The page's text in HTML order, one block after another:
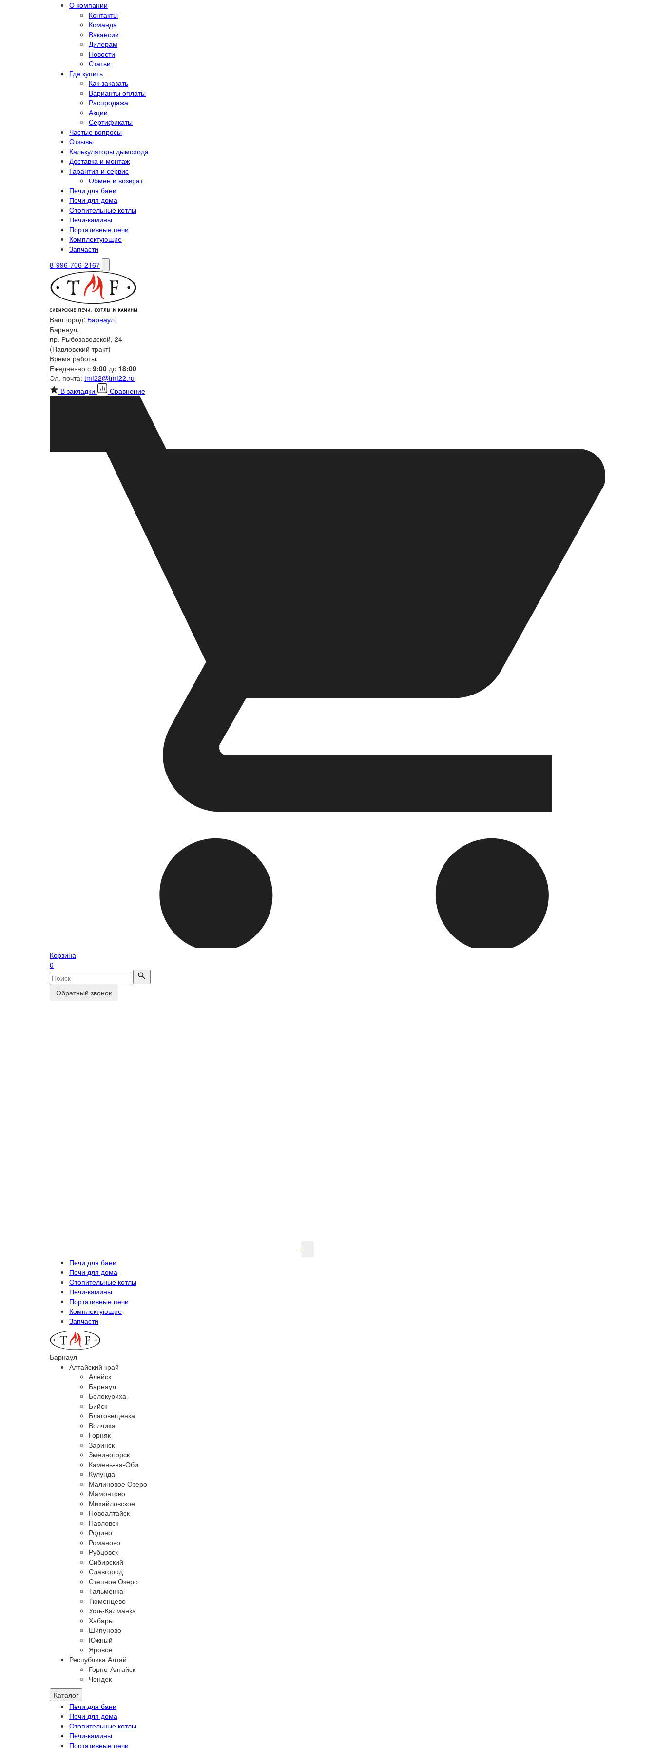
О компании
Контакты
Команда
Вакансии
Дилерам
Новости
Статьи
Где купить
Как заказать
Варианты оплаты
Распродажа
Акции
Сертификаты
Частые вопросы
Отзывы
Калькуляторы дымохода
Доставка и монтаж
Гарантия и сервис
Обмен и возврат
Печи для бани
Печи для дома
Отопительные котлы
Печи-камины
Портативные печи
Комплектующие
Запчасти
8-996-706-2167
Ваш город: Барнаул
Барнаул,
пр. Рыбозаводской, 24
(Павловский тракт)
Время работы:
Ежедневно с 9:00 до 18:00
Эл. почта: tmf22@tmf22.ru
В закладки
Сравнение
Корзина
0
Обратный звонок
Печи для бани
Печи для дома
Отопительные котлы
Печи-камины
Портативные печи
Комплектующие
Запчасти
Барнаул
Алтайский край
Алейск
Барнаул
Белокуриха
Бийск
Благовещенка
Волчиха
Горняк
Заринск
Змеиногорск
Камень-на-Оби
Кулунда
Малиновое Озеро
Мамонтово
Михайловское
Новоалтайск
Павловск
Родино
Романово
Рубцовск
Сибирский
Славгород
Степное Озеро
Тальменка
Тюменцево
Усть-Калманка
Хабары
Шипуново
Южный
Яровое
Республика Алтай
Горно-Алтайск
Чендек
Каталог
Печи для бани
Печи для дома
Отопительные котлы
Печи-камины
Портативные печи